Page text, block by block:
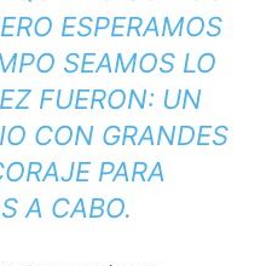
ESPERAMOS
SEAMOS LO
FUERON: UN
CON GRANDES
PARA
A CABO.